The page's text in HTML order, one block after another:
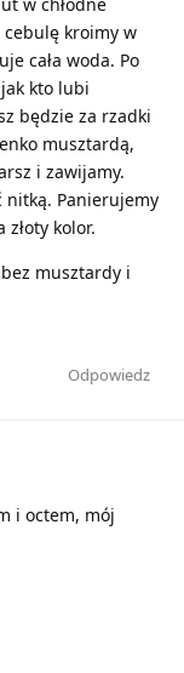
cebulę kroimy w
cała woda. Po
kto lubi
będzie za rzadki
musztardą,
i zawijamy.
nitką. Panierujemy
kolor.
musztardy i
Odpowiedz
i octem, mój